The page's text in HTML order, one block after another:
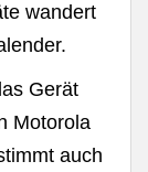
wandert
Gerät
Motorola
auch